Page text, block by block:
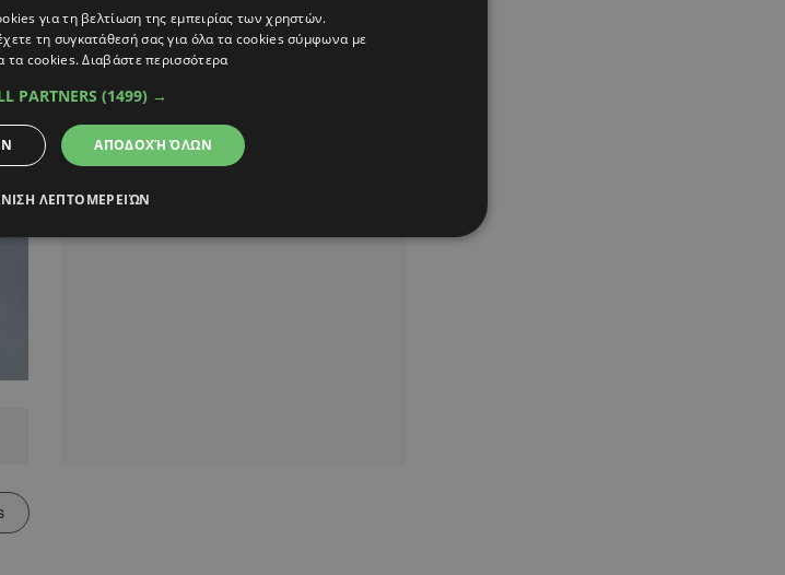
για τη βελτίωση της εμπειρίας των χρηστών.
τη συγκατάθεσή σας για όλα τα cookies σύμφωνα με
τα cookies.Διαβάστε περισσότερα
PARTNERS (1499) →
ΑΠΟΔΟΧΉ ΌΛΩΝ
ΛΕΠΤΟΜΕΡΕΙΏΝ